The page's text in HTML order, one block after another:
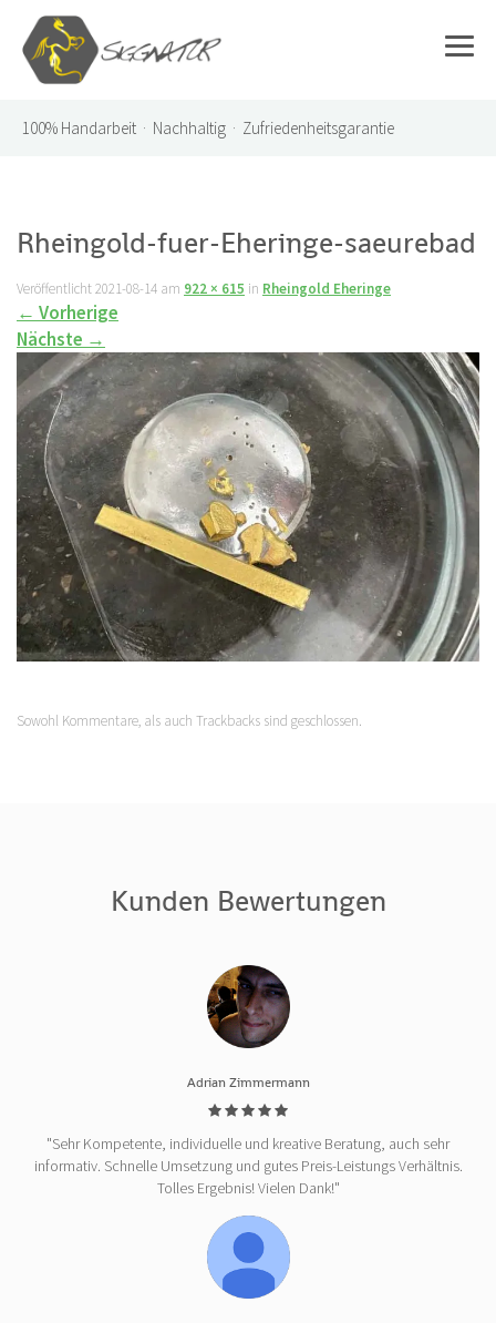
100% Handarbeit · Nachhaltig · Zufriedenheitsgarantie
Rheingold-fuer-Eheringe-saeurebad
Veröffentlicht2021-08-14 am 922 × 615 in Rheingold Eheringe
← Vorherige
Nächste →
Sowohl Kommentare, als auch Trackbacks sind geschlossen.
Kunden Bewertungen
Adrian Zimmermann
"Sehr Kompetente, individuelle und kreative Beratung, auch sehr
informativ. Schnelle Umsetzung und gutes Preis-Leistungs Verhältnis.
Tolles Ergebnis! Vielen Dank!"